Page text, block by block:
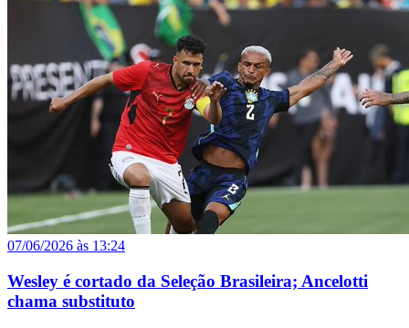
07/06/2026 às 13:24
Wesley é cortado da Seleção Brasileira; Ancelotti
chama substituto